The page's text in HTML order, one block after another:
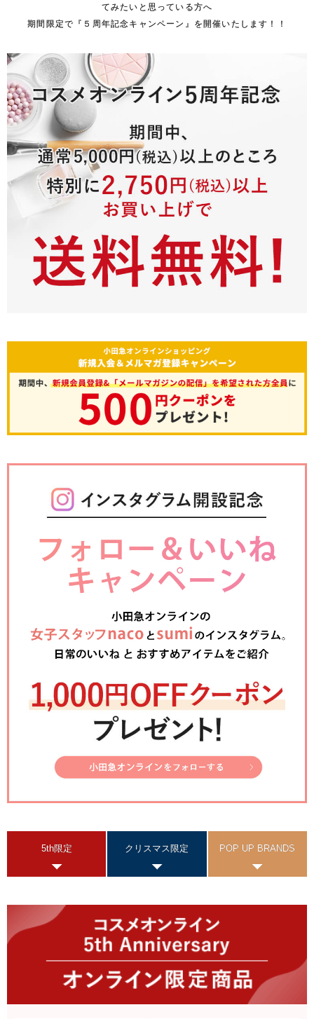
てみたいと思っている方へ
期間限定で『５周年記念キャンペーン』を開催いたします！！
5th限定 クリスマス限定 POP UP BRANDS